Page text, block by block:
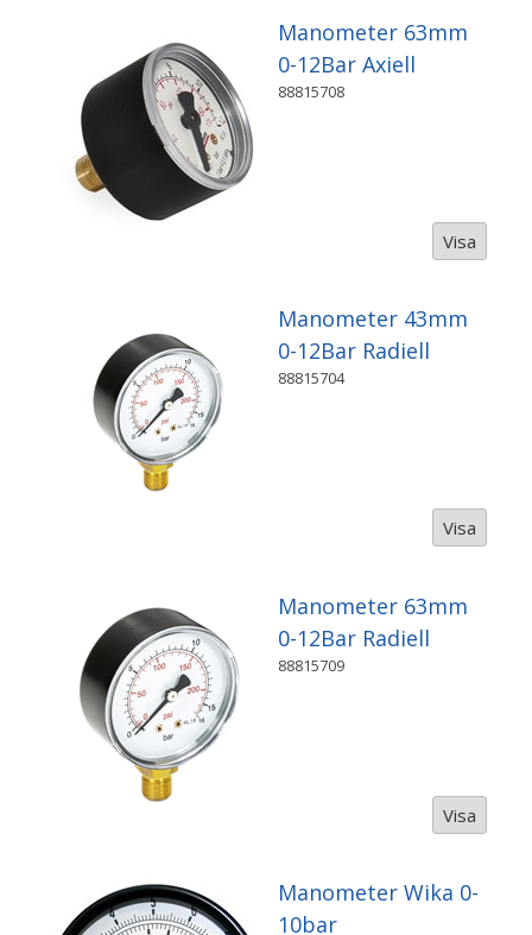
Manometer 63mm
0-12Bar Axiell
88815708
Visa
Manometer 43mm
0-12Bar Radiell
88815704
Visa
Manometer 63mm
0-12Bar Radiell
88815709
Visa
Manometer Wika 0-
10bar